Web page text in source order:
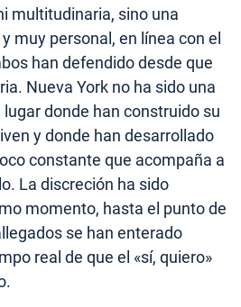
multitudinaria, sino una
muy personal, en línea con el
han defendido desde que
Nueva York no ha sido una
donde han construido su
y donde han desarrollado
constante que acompaña a
La discreción ha sido
momento, hasta el punto de
se han enterado
real de que el «sí, quiero»